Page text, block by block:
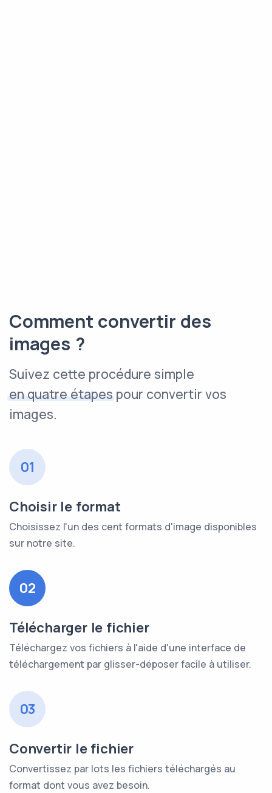
Comment convertir des
images ?
Suivez cette procédure simple
en quatre étapespour convertir vos
images.
01
Choisir le format
Choisissez l'un des cent formats d'image disponibles
sur notre site.
02
Télécharger le fichier
Téléchargez vos fichiers à l'aide d'une interface de
téléchargement par glisser-déposer facile à utiliser.
03
Convertir le fichier
Convertissez par lots les fichiers téléchargés au
format dont vous avez besoin.